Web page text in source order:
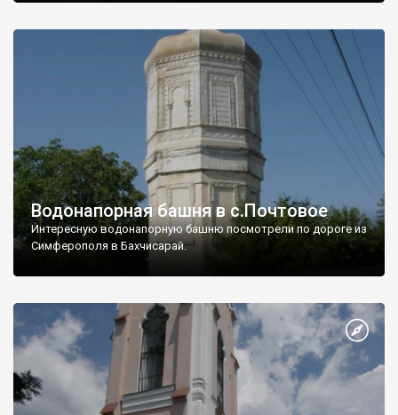
Водонапорная башня в с.Почтовое
Интересную водонапорную башню посмотрели по дороге из
Симферополя в Бахчисарай.